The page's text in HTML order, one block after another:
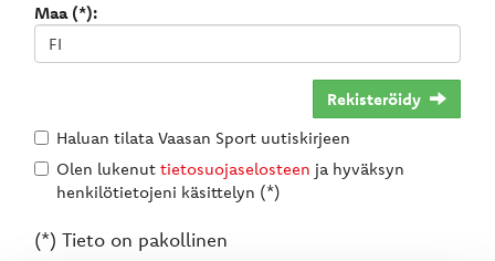
Maa (*):
Rekisteröidy
Haluan tilata Vaasan Sport uutiskirjeen
Olen lukenut tietosuojaselosteen ja hyväksyn
henkilötietojeni käsittelyn (*)
(*) Tieto on pakollinen